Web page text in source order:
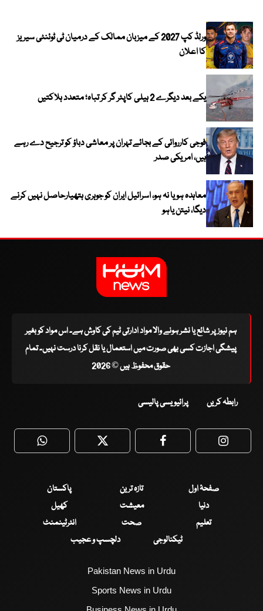
ورلڈ کپ 2027 کے میزبان ممالک کے درمیان ٹی ٹوئنٹی سیریز
کا اعلان
یکے بعد دیگرے 2 ہیلی کاپٹر گر کر تباہ؛ متعدد ہلاکتیں
فوجی کارروائی کے بجائے تہران پر معاشی دباؤ کو ترجیح دے رہے
ہیں، امریکی صدر
معاہدہ ہو یا نہ ہو، اسرائیل ایران کو جوہری ہتھیارحاصل نہیں کرنے
دیگا، نیتن یاہو
ہم نیوز پر شائع یا نشر ہونے والا مواد ادارتی ٹیم کی کاوش ہے۔ اس مواد کو بغیر
پیشگی اجازت کسی بھی صورت میں استعمال یا نقل کرنا درست نہیں۔ تمام
حقوق محفوظ ہیں © 2026
رابطہ کریں پرائیویسی پالیسی
WhatsApp Twitter Facebook
صفحۂ اول تازہ ترین
پاکستان
دنیا
معیشت
کھیل
تعلیم
صحت
انٹرٹینمنٹ
ٹیکنالوجی
دلچسپ و عجیب
Pakistan News in Urdu
Sports News in Urdu